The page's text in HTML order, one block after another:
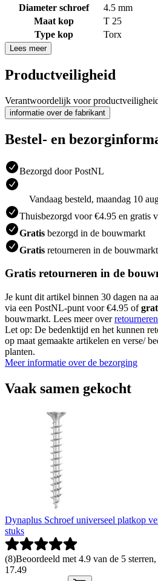
Diameter schroef
4.5 mm
Maat kop
T 25
Type kop
Torx
Lees meer
Productveiligheid
Verantwoordelijk voor
informatie over de fabrikant
Bestel- en
Bezorgd door PostNL
Vandaag besteld, maandag 10
Thuisbezorgd voor €4.95 en gratis
Gratis bezorgd in de bouwmarkt
Gratis retourneren in de bouwmarkt
Gratis retourneren in de
Je kunt dit artikel binnen 30 dagen na
via een PostNL-punt voor €4.95 of
bouwmarkt. Lees meer overretourneren
Let op: De bedenktijd en het kunnen
op maat gemaakte artikelen en verse/
planten.
Meer informatie over de bezorging
Vaak samen gekocht
Dynaplus Schroef universeel platkop
stuks
(8)Beoordeeld met 4.9 van de 5
17.49